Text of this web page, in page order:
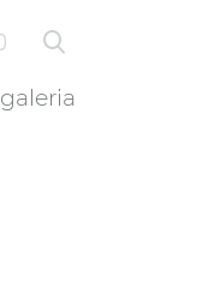
galeria